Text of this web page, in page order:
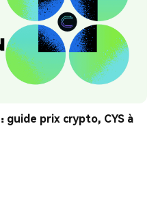
guide prix crypto, CYS à